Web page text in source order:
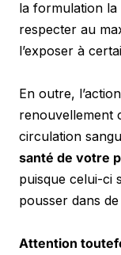
la formulation
respecter au
l’exposer à
En outre,
renouvellement
circulation
santé de votre
puisque celui-ci
pousser dans
Attention